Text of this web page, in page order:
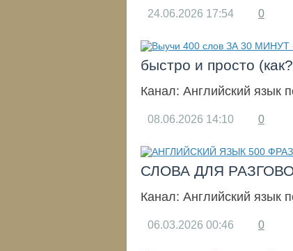
24.06.2026 17:54 0
быстро и просто
Канал: Английский язык
08.06.2026 14:10 0
СЛОВА ДЛЯ
Канал: Английский язык
06.03.2026 00:46 0